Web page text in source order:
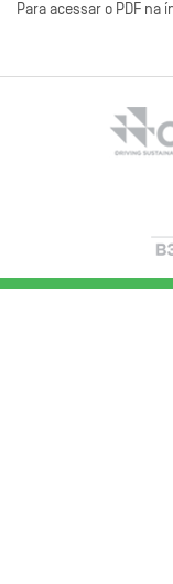
Para acessar o PDF na